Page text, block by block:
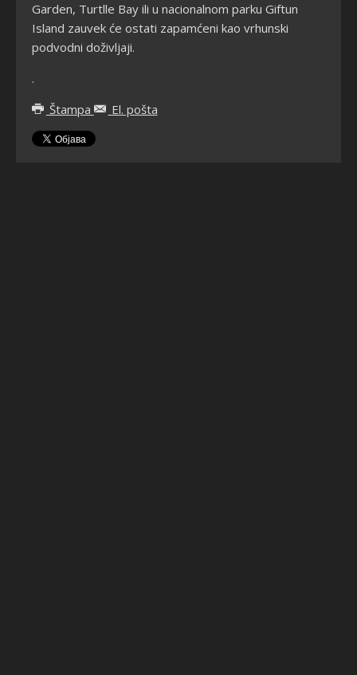
Garden, Turtlle Bay ili u nacionalnom parku Giftun
Island zauvek će ostati zapamćeni kao vrhunski
podvodni doživljaji.
.
Štampa
El. pošta